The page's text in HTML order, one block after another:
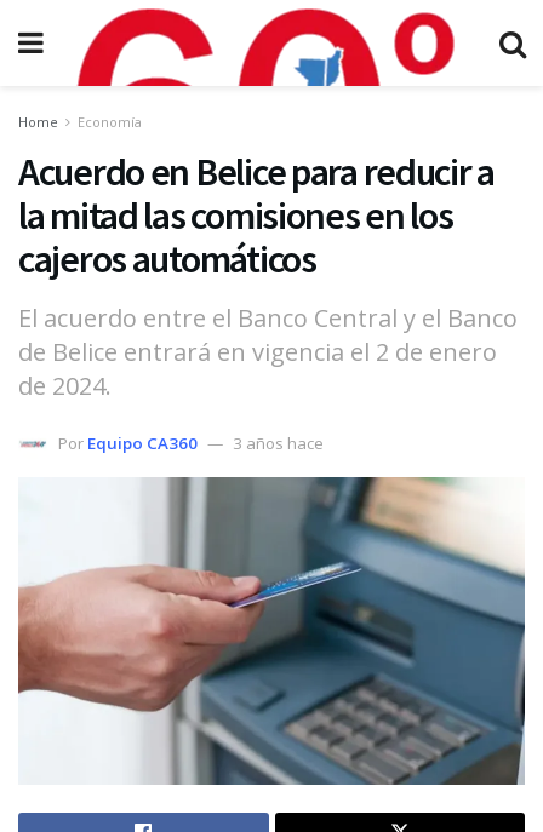
Home Economía
Acuerdo en Belice para reducir a
la mitad las comisiones en los
cajeros automáticos
El acuerdo entre el Banco Central y el Banco
de Belice entrará en vigencia el 2 de enero
de 2024.
Por Equipo CA360 3 años hace